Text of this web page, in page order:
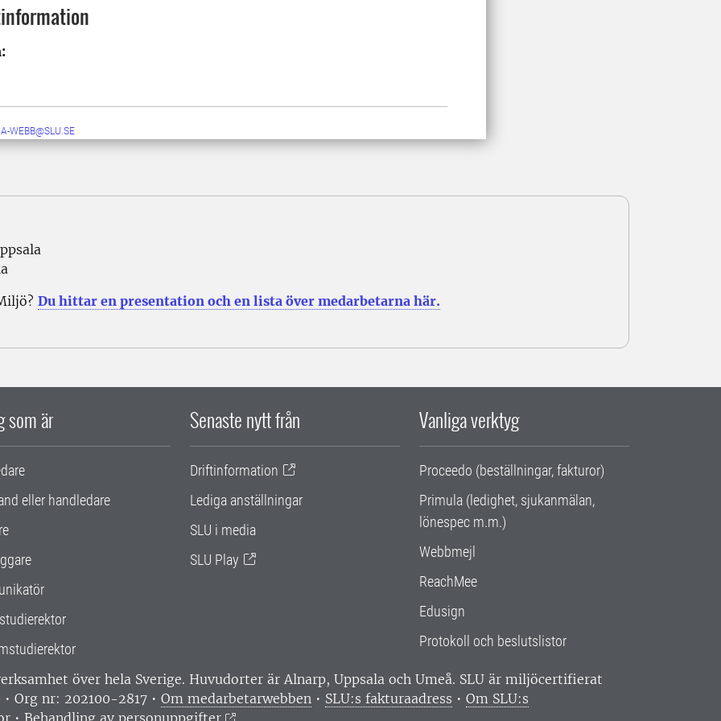
WEBB@SLU.SE
Du hittar en presentation och en lista över medarbetarna här.
som är
eller handledare
Senaste nytt från
Driftinformation
Lediga anställningar
SLU i media
SLU Play
Vanliga verktyg
Proceedo (beställningar, fakturor)
Primula (ledighet, sjukanmälan,
lönespec m.m.)
Webbmejl
ReachMee
Edusign
Protokoll och beslutslistor
över hela Sverige. Huvudorter är Alnarp, Uppsala och Umeå. SLU är miljöcertifierat
Org nr: 202100-2817 • Om medarbetarwebben • SLU:s fakturaadress • Om SLU:s